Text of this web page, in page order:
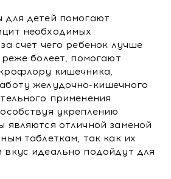
детей помогают
необходимых
счет чего ребенок лучше
болеет, помогают
кишечника,
желудочно-кишечного
применения
укреплению
являются отличной заменой
таблеткам, так как их
идеально подойдут для